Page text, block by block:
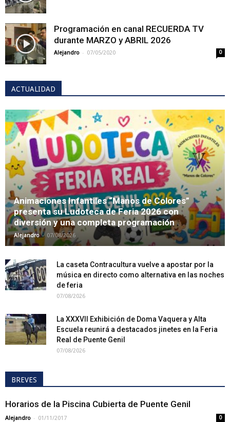
Programación en canal RECUERDA TV
durante MARZO y ABRIL 2026
Alejandro - 07/05/2020 0
ACTUALIDAD
Animaciones Infantiles “Manos de Colores”
presenta su Ludoteca de Feria 2026 con
diversión y una completa programación
Alejandro - 07/08/2026
La caseta Contracultura vuelve a apostar por la
música en directo como alternativa en las noches
de feria
07/08/2026
La XXXVII Exhibición de Doma Vaquera y Alta
Escuela reunirá a destacados jinetes en la Feria
Real de Puente Genil
07/08/2026
BREVES
Horarios de la Piscina Cubierta de Puente Genil
Alejandro - 01/11/2017 0